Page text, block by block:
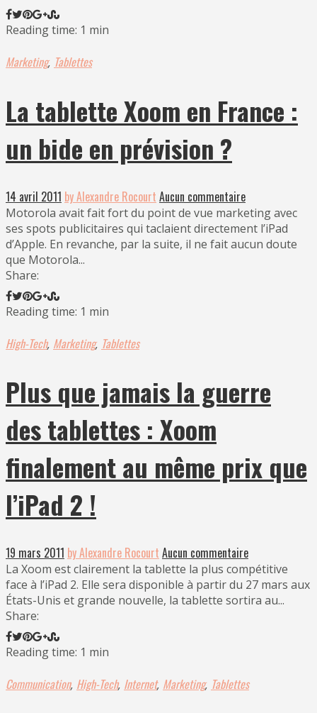
Reading time: 1 min
Marketing, Tablettes
La tablette Xoom en France :
un bide en prévision ?
14 avril 2011 by Alexandre Rocourt Aucun commentaire
Motorola avait fait fort du point de vue marketing avec
ses spots publicitaires qui taclaient directement l’iPad
d’Apple. En revanche, par la suite, il ne fait aucun doute
que Motorola...
Share:
Reading time: 1 min
High-Tech, Marketing, Tablettes
Plus que jamais la guerre
des tablettes : Xoom
finalement au même prix que
l’iPad 2 !
19 mars 2011 by Alexandre Rocourt Aucun commentaire
La Xoom est clairement la tablette la plus compétitive
face à l’iPad 2. Elle sera disponible à partir du 27 mars aux
États-Unis et grande nouvelle, la tablette sortira au...
Share:
Reading time: 1 min
Communication, High-Tech, Internet, Marketing, Tablettes